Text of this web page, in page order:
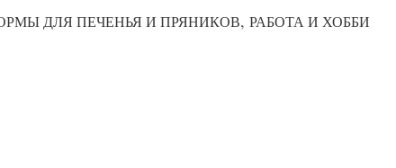
ДЛЯ ПЕЧЕНЬЯ И ПРЯНИКОВ, РАБОТА И ХОББИ